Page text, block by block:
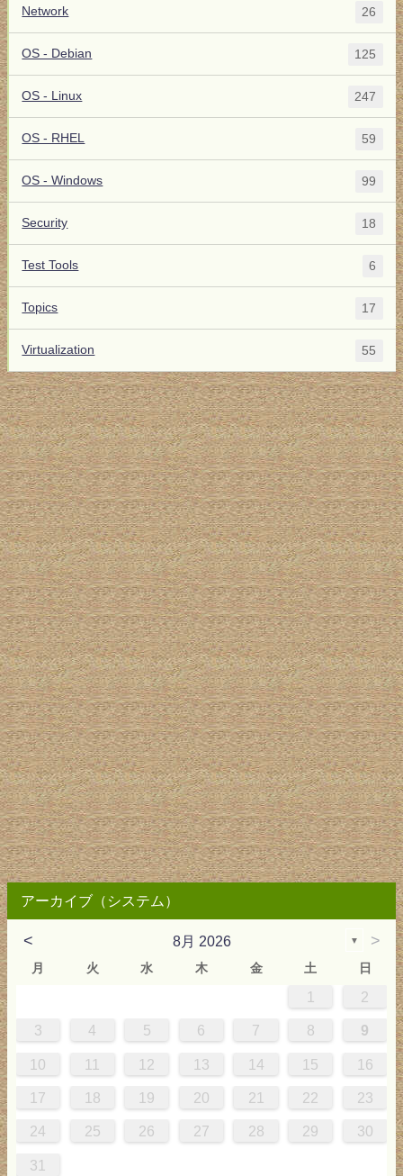
Network 26
OS - Debian 125
OS - Linux 247
OS - RHEL 59
OS - Windows 99
Security 18
Test Tools 6
Topics 17
Virtualization 55
アーカイブ（システム）
< 8月 2026 ▼ >
月 火 水 木 金 土 日
1 2
3 4 5 6 7 8 9
10 11 12 13 14 15 16
17 18 19 20 21 22 23
24 25 26 27 28 29 30
31